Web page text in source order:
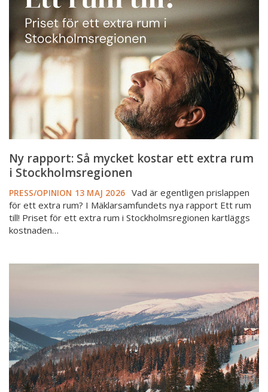
mycket
kostar
extra
rum
Stockholmsregionen
Ny rapport: Så mycket kostar ett extra rum
i Stockholmsregionen
PRESS/OPINION 13 MAJ 2026 Vad är egentligen prislappen
för ett extra rum? I Mäklarsamfundets nya rapport Ett rum
till! Priset för ett extra rum i Stockholmsregionen kartläggs
kostnaden…
Så
fjällstugan
blivit
på
tio
år